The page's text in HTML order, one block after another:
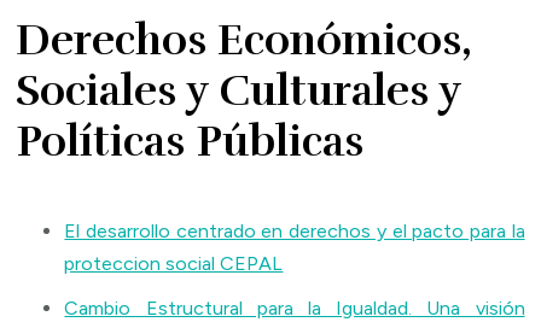
Derechos Económicos,
Sociales y Culturales y
Políticas Públicas
El desarrollo centrado en derechos y el pacto para la
proteccion social CEPAL
Cambio Estructural para la Igualdad. Una visión